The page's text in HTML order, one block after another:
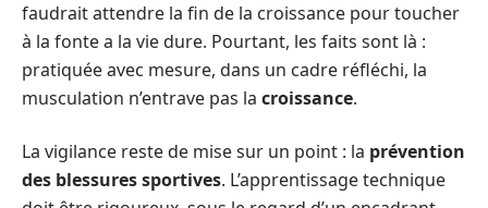
faudrait attendre la fin de la croissance pour toucher
à la fonte a la vie dure. Pourtant, les faits sont là :
pratiquée avec mesure, dans un cadre réfléchi, la
musculation n’entrave pas la croissance.
La vigilance reste de mise sur un point : la prévention
des blessures sportives. L’apprentissage technique